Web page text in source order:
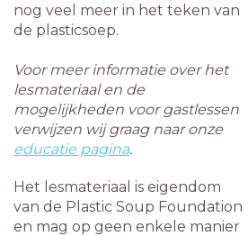
nog veel meer in het teken van
de plasticsoep.
Voor meer informatie over het
lesmateriaal en de
mogelijkheden voor gastlessen
verwijzen wij graag naar onze
educatie pagina.
Het lesmateriaal is eigendom
van de Plastic Soup Foundation
en mag op geen enkele manier